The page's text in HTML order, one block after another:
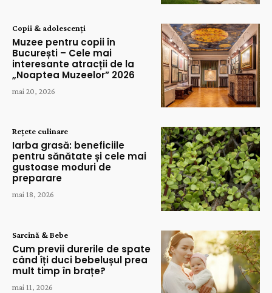
Copii & adolescenți
Muzee pentru copii în
București – Cele mai
interesante atracții de la
„Noaptea Muzeelor” 2026
mai 20, 2026
Rețete culinare
Iarba grasă: beneficiile
pentru sănătate și cele mai
gustoase moduri de
preparare
mai 18, 2026
Sarcină & Bebe
Cum previi durerile de spate
când îți duci bebelușul prea
mult timp în brațe?
mai 11, 2026